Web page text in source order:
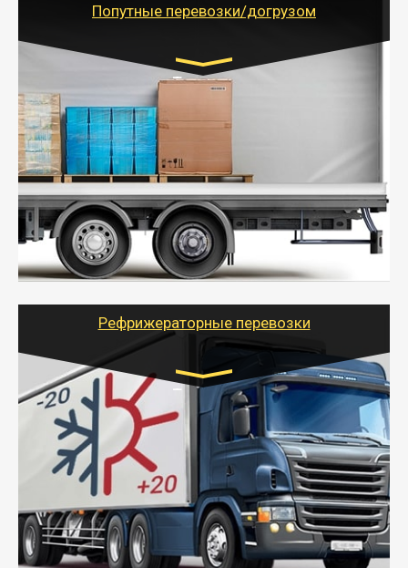
Попутные перевозки/догрузом
Транспорт:
Газель (1,5 и 3 тонны), Бычок, Еврофура от 5 до
10 тонн
от 5000 руб. Возможен догруз
- Экономный способ доставить вещи от 200 кг в
другой город - догрузом или попутно. Попутные
грузоперевозки для физлиц, ИП и юрлиц обходятся
дешевле.
- Тайгер Логистик организует доставку
крупногабаритных и личных вещей по нужному
для погрузочно-разгрузочных работ при перевозке.
Рефрижераторные перевозки
Транспорт:
Газель (1,5 и 3 тонны), Бычок, Еврофура от 5 до
10 тонн
от 6000 руб.
- Рефрижераторные перевозки грузов с
соблюдением температурного режима, работающим
термописцем, санитарной обработкой кузова и мед.
книжкой у водителя.